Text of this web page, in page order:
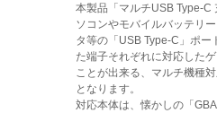
本製品「マルチUSB Type-C
ソコンやモバイルバッテリ
タ等の「USB Type-C」ポー
た端子それぞれに対応した
ことが出来る、マルチ機種
となります。
対応本体は、懐かしの「